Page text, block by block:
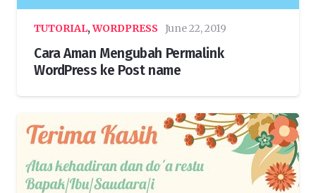
TUTORIAL,WORDPRESS June 22, 2019
Cara Aman Mengubah Permalink
WordPress ke Post name